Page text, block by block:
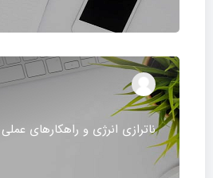
ناترازی انرژی و راهکارهای